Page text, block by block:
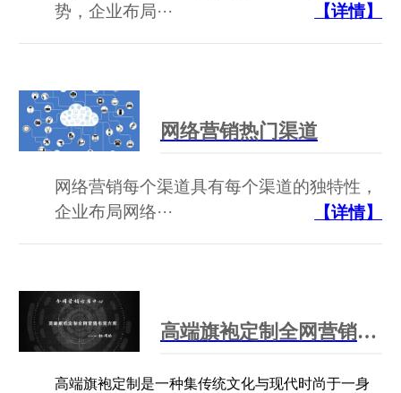
势，企业布局···
【详情】
网络营销热门渠道
网络营销每个渠道具有每个渠道的独特性，
企业布局网络···
【详情】
高端旗袍定制全网营销布局方案
高端旗袍定制是一种集传统文化与现代时尚于一身